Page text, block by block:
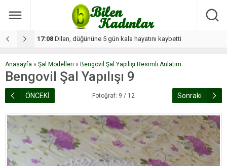
17:08 Dilan, düğününe 5 gün kala hayatını kaybetti
Anasayfa » Şal Modelleri » Bengovil Şal Yapılışı Resimli Anlatım
Bengovil Şal Yapılışı 9
ÖNCEKİ Fotoğraf: 9 / 12 Sonraki